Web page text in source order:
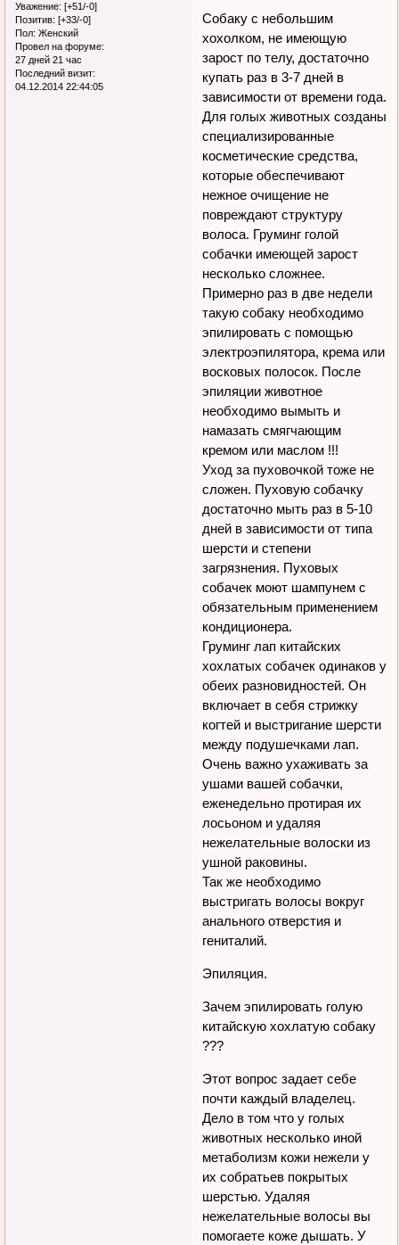
Уважение: [+51/-0]
Позитив: [+33/-0]
Пол: Женский
Провел на форуме:
27 дней 21 час
Последний визит:
04.12.2014 22:44:05
Собаку с небольшим
хохолком, не имеющую
зарост по телу, достаточно
купать раз в 3-7 дней в
зависимости от времени года.
Для голых животных созданы
специализированные
косметические средства,
которые обеспечивают
нежное очищение не
повреждают структуру
волоса. Груминг голой
собачки имеющей зарост
несколько сложнее.
Примерно раз в две недели
такую собаку необходимо
эпилировать с помощью
электроэпилятора, крема или
восковых полосок. После
эпиляции животное
необходимо вымыть и
намазать смягчающим
кремом или маслом !!!
Уход за пуховочкой тоже не
сложен. Пуховую собачку
достаточно мыть раз в 5-10
дней в зависимости от типа
шерсти и степени
загрязнения. Пуховых
собачек моют шампунем с
обязательным применением
кондиционера.
Груминг лап китайских
хохлатых собачек одинаков у
обеих разновидностей. Он
включает в себя стрижку
когтей и выстригание шерсти
между подушечками лап.
Очень важно ухаживать за
ушами вашей собачки,
еженедельно протирая их
лосьоном и удаляя
нежелательные волоски из
ушной раковины.
Так же необходимо
выстригать волосы вокруг
анального отверстия и
гениталий.
Эпиляция.
Зачем эпилировать голую
китайскую хохлатую собаку
???
Этот вопрос задает себе
почти каждый владелец.
Дело в том что у голых
животных несколько иной
метаболизм кожи нежели у
их собратьев покрытых
шерстью. Удаляя
нежелательные волосы вы
помогаете коже дышать. У